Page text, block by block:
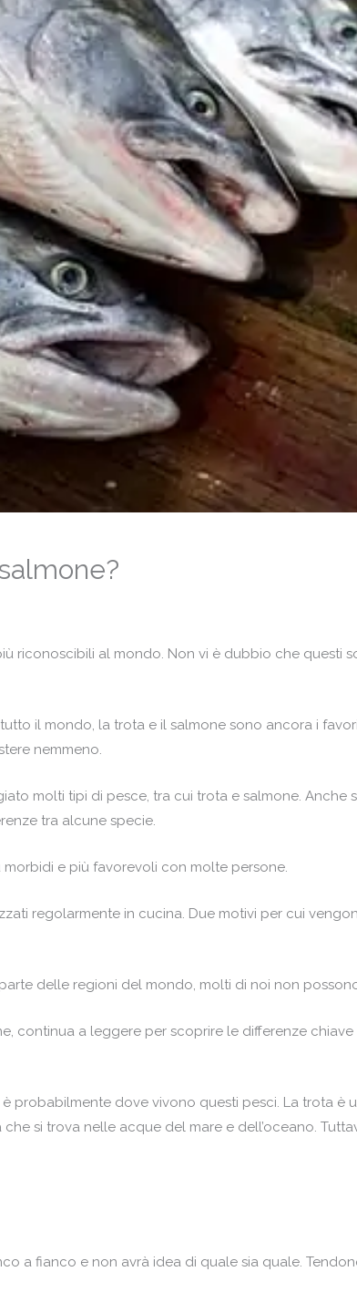
riconoscibili al mondo. Non vi è dubbio che questi
il mondo, la trota e il salmone sono ancora i
nemmeno.
molti tipi di pesce, tra cui trota e salmone. Anche
tra alcune specie.
e più favorevoli con molte persone.
regolarmente in cucina. Due motivi per cui
delle regioni del mondo, molti di noi non
continua a leggere per scoprire le differenze
probabilmente dove vivono questi pesci. La trota è
si trova nelle acque del mare e dell’oceano.
a fianco e non avrà idea di quale sia quale.